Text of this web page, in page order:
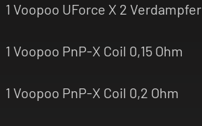
1 Voopoo UForce X 2 Verdampfer
1 Voopoo PnP-X Coil 0,15 Ohm
1 Voopoo PnP-X Coil 0,2 Ohm